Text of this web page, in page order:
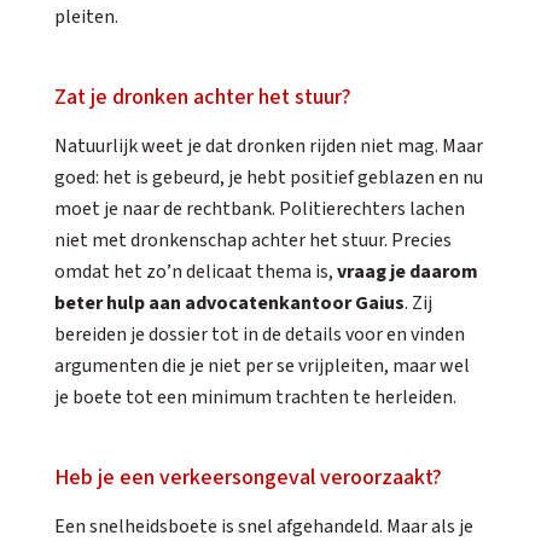
pleiten.
Zat je dronken achter het stuur?
Natuurlijk weet je dat dronken rijden niet mag. Maar
goed: het is gebeurd, je hebt positief geblazen en nu
moet je naar de rechtbank. Politierechters lachen
niet met dronkenschap achter het stuur. Precies
omdat het zo’n delicaat thema is,vraag je daarom
beter hulp aan advocatenkantoor Gaius. Zij
bereiden je dossier tot in de details voor en vinden
argumenten die je niet per se vrijpleiten, maar wel
je boete tot een minimum trachten te herleiden.
Heb je een verkeersongeval veroorzaakt?
Een snelheidsboete is snel afgehandeld. Maar als je